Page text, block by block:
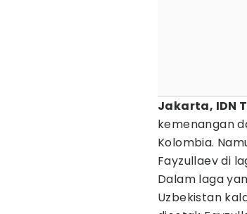
Jakarta, IDN
kemenangan
Kolombia.
Fayzullaev di
Dalam laga
Uzbekistan